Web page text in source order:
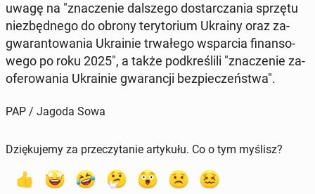
uwagę na "zna­cze­nie dal­sze­go do­star­cza­nia sprzętu
nie­zbęd­ne­go do obrony te­ry­to­rium Ukrainy oraz za­
gwa­ran­to­wa­nia Ukra­inie trwa­łe­go wspar­cia fi­nan­so­
we­go po roku 2025", a także pod­kre­śli­li "zna­cze­nie za­
ofe­ro­wa­nia Ukra­inie gwa­ran­cji bez­pie­czeń­stwa".
PAP / Jagoda Sowa
Dziękujemy za przeczytanie artykułu. Co o tym myślisz?